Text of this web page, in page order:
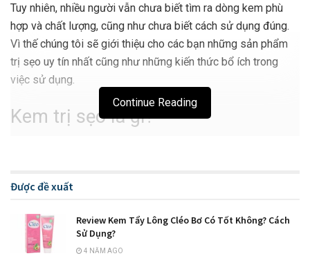
Tuy nhiên, nhiều người vẫn chưa biết tìm ra dòng kem phù
hợp và chất lượng, cũng như chưa biết cách sử dụng đúng.
Vì thế chúng tôi sẽ giới thiệu cho các bạn những sản phẩm
trị sẹo uy tín nhất cũng như những kiến thức bổ ích trong
việc sử dụng.
Kem trị sẹo là gì?
như ban đầu. Loại kem này thường có dạng kem, dạng gel
sản phẩm này còn ngăn chặn sẹo trở lại, giúp phần da bị tổn
thương được phục hồi và được chăm sóc tốt hơn.
Continue Reading
Được đề xuất
Review Kem Tẩy Lông Cléo Bơ Có Tốt Không? Cách
Sử Dụng?
4 NĂM AGO